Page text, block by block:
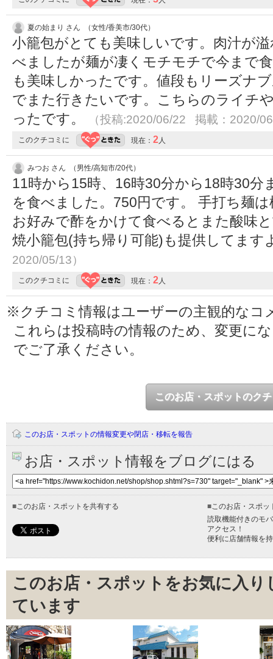
夏の始まり さん （女性/香美市/30代）
小籠包がとても美味しいです。肉汁が
べましたが麺が凄くモチモチで今まで
も美味しかったです。値段もリーズナ
でまた行きたいです。こちらのライチ
ったです。
（投稿:2020/06/22 掲載：2020/
このクチコミに 現在： 2人
みつお さん （男性/高知市/20代）
11時から15時、16時30分から18時30分
を食べました。750円です。 手打ち麺
お好みで酢をかけて食べるとまた酸味
焼小籠包(持ち帰り可能)も提供してます
2020/05/13）
このクチコミに 現在： 2人
※クチコミ情報はユーザーの主観的なコ
これらは投稿時の情報のため、変更に
でご了承ください。
このお店・スポットのク
このお店・スポットの情報変更や閉店・移転を報告
お店・スポット情報をブログにはる
■このお店・スポットを共有する ■このお店・スポッ
読取機能付きのモ
アクセス！
便利に店舗情報を
このお店・スポットをお気に入
ています